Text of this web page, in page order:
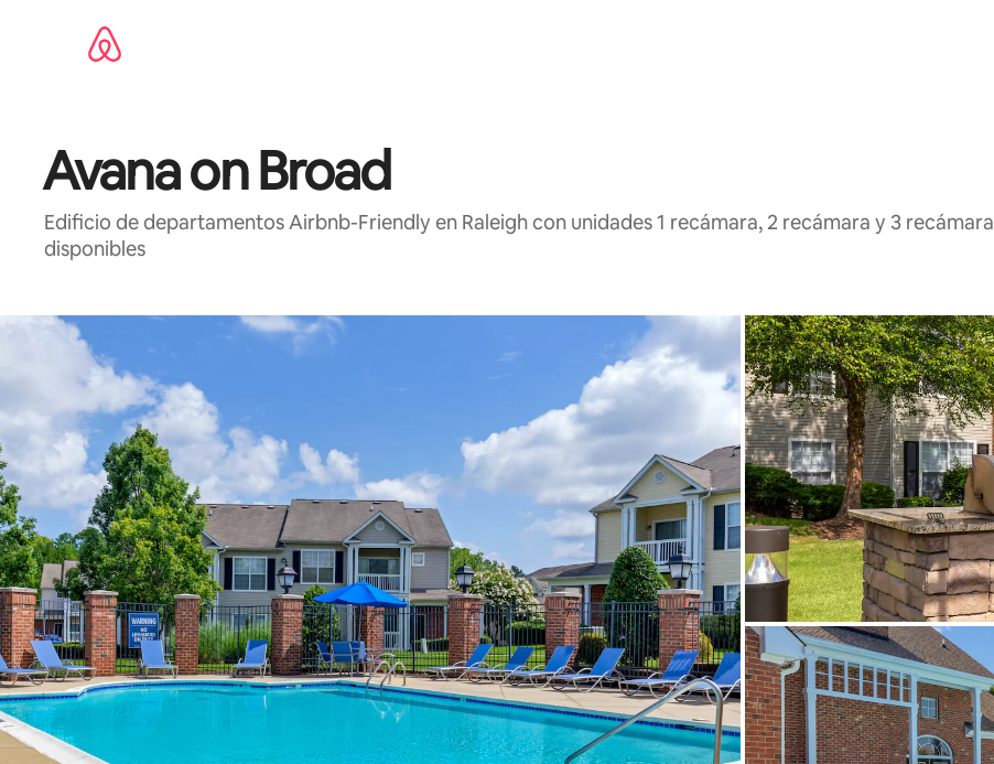
Avana on Broad
Edificio de departamentos Airbnb-Friendly en Raleigh con unidades 1 recámara, 2 recámara y 3 recámara
disponibles